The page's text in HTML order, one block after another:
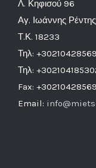
Λ. Κηφισού 96
Αγ. Ιωάννης
Τ.Κ. 18233
Τηλ:
Τηλ:
Fax:
Email: